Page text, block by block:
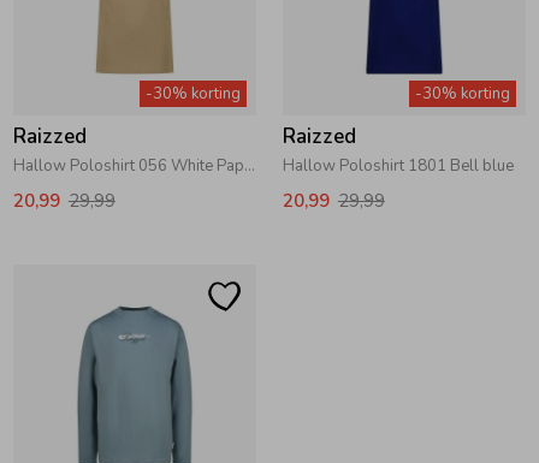
-30% korting
Raizzed
Hallow Poloshirt 056 White Paper
20,99 29,99
-30% korting
Raizzed
Hallow Poloshirt 1801 Bell blue
20,99 29,99